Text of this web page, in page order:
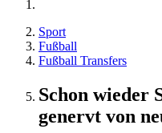
Sport
Fußball
Fußball Transfers
Schon wieder
genervt von